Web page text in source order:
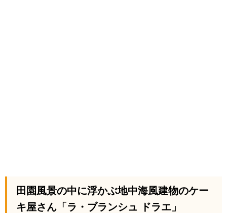
田園風景の中に浮かぶ地中海風建物のケー
キ屋さん「ラ・ブランシュ ドラエ」